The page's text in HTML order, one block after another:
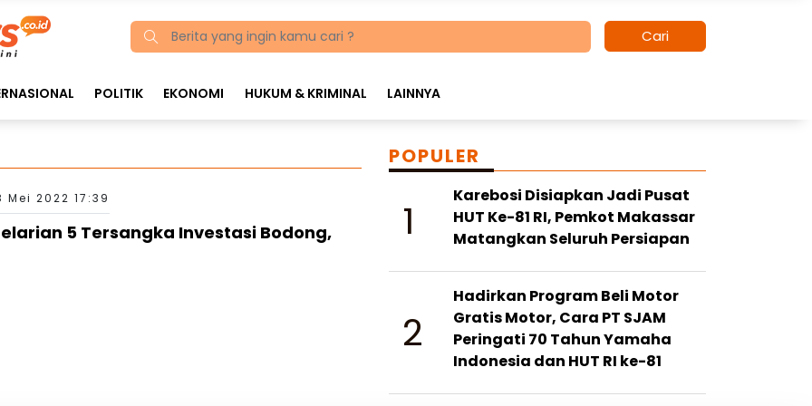
Cari
POLITIK EKONOMI HUKUM & KRIMINAL LAINNYA
Mei 2022 17:39
5 Tersangka Investasi Bodong,
POPULER
1
Karebosi Disiapkan Jadi Pusat
HUT Ke-81 RI, Pemkot Makassar
Matangkan Seluruh Persiapan
2
Hadirkan Program Beli Motor
Gratis Motor, Cara PT SJAM
Peringati 70 Tahun Yamaha
Indonesia dan HUT RI ke-81